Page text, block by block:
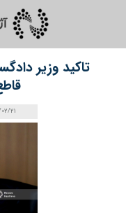
تاکید وزیر
1405/02/21 -